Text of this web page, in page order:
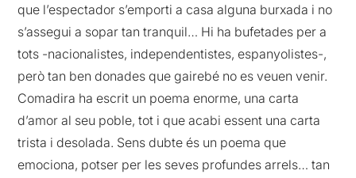
que l’espectador s’emporti a casa alguna burxada i no
s’assegui a sopar tan tranquil… Hi ha bufetades per a
tots -nacionalistes, independentistes, espanyolistes-,
però tan ben donades que gairebé no es veuen venir.
Comadira ha escrit un poema enorme, una carta
d’amor al seu poble, tot i que acabi essent una carta
trista i desolada. Sens dubte és un poema que
emociona, potser per les seves profundes arrels… tan